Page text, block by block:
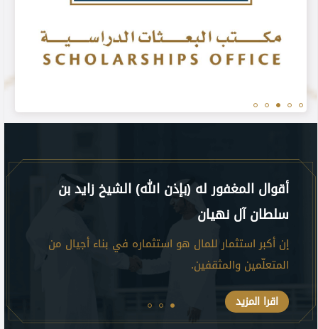
أقوال المغفور له (بإذن الله) الشيخ زايد بن
سلطان آل نهيان
إن أكبر استثمار للمال هو استثماره في بناء أجيال من
المتعلّمين والمثقفين.
اقرا المزيد